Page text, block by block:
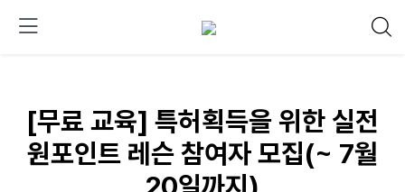
[무료 교육] 특허획득을 위한 실전
원포인트 레슨 참여자 모집(~ 7월